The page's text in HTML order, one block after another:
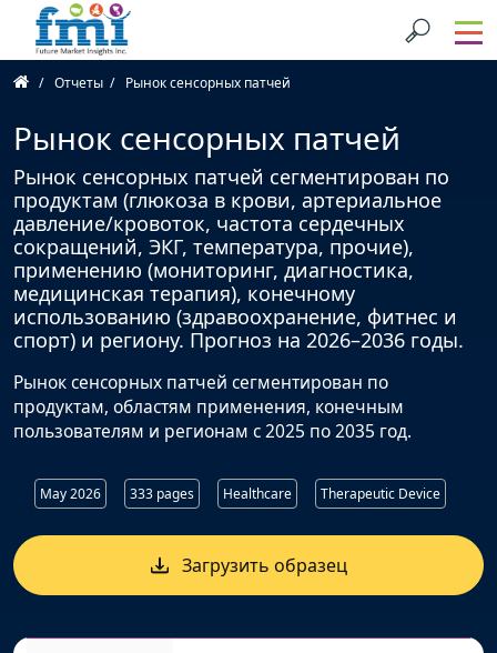
Отчеты Рынок сенсорных патчей
Рынок сенсорных патчей
Рынок сенсорных патчей сегментирован по
продуктам (глюкоза в крови, артериальное
давление/кровоток, частота сердечных
сокращений, ЭКГ, температура, прочие),
применению (мониторинг, диагностика,
медицинская терапия), конечному
использованию (здравоохранение, фитнес и
спорт) и региону. Прогноз на 2026–2036 годы.
Рынок сенсорных патчей сегментирован по
продуктам, областям применения, конечным
пользователям и регионам с 2025 по 2035 год.
May 2026 333 pages Healthcare Therapeutic Device
Загрузить образец